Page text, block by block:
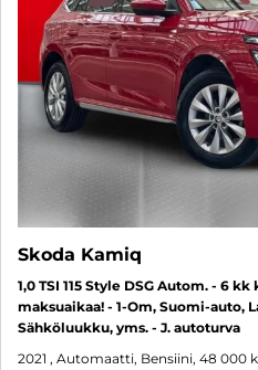
Skoda Kamiq
1,0 TSI 115 Style DSG Autom. - 6
maksuaikaa! - 1-Om, Suomi-auto,
Sähköluukku, yms. - J. autoturva
2021 , Automaatti, Bensiini, 48 000